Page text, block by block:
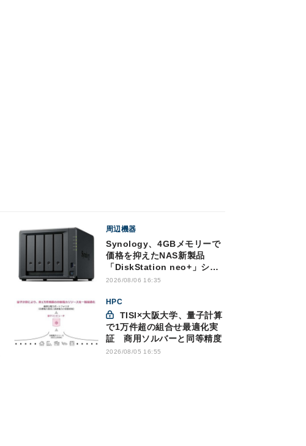
周辺機器
Synology、4GBメモリーで
価格を抑えたNAS新製品
「DiskStation neo+」シリ
ーズ
2026/08/06 16:35
HPC
で1万件超の組合せ最適化実
証 商用ソルバーと同等精度
2026/08/05 16:55